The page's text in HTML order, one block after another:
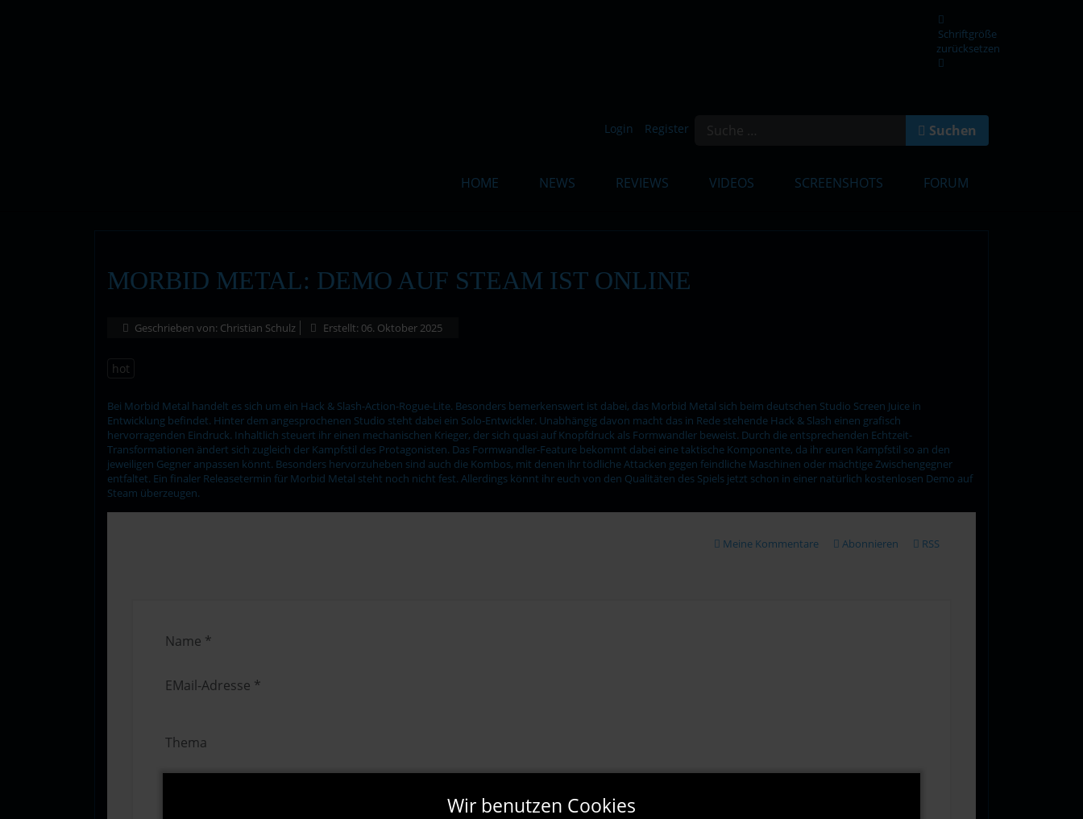
Schriftgröße
zurücksetzen
Login Register Suchen
HOME NEWS REVIEWS VIDEOS SCREENSHOTS FORUM
MORBID METAL: DEMO AUF STEAM IST ONLINE
Geschrieben von: Christian Schulz Erstellt: 06. Oktober 2025
hot
Bei Morbid Metal handelt es sich um ein Hack & Slash-Action-Rogue-Lite. Besonders bemerkenswert ist dabei, das Morbid Metal sich beim deutschen Studio Screen Juice in
Entwicklung befindet. Hinter dem angesprochenen Studio steht dabei ein Solo-Entwickler. Unabhängig davon macht das in Rede stehende Hack & Slash einen grafisch
hervorragenden Eindruck. Inhaltlich steuert ihr einen mechanischen Krieger, der sich quasi auf Knopfdruck als Formwandler beweist. Durch die entsprechenden Echtzeit-
Transformationen ändert sich zugleich der Kampfstil des Protagonisten. Das Formwandler-Feature bekommt dabei eine taktische Komponente, da ihr euren Kampfstil so an den
jeweiligen Gegner anpassen könnt. Besonders hervorzuheben sind auch die Kombos, mit denen ihr tödliche Attacken gegen feindliche Maschinen oder mächtige Zwischengegner
entfaltet. Ein finaler Releasetermin für Morbid Metal steht noch nicht fest. Allerdings könnt ihr euch von den Qualitäten des Spiels jetzt schon in einer natürlich kostenlosen Demo auf
Steam überzeugen.
Meine Kommentare Abonnieren RSS
Wir benutzen Cookies